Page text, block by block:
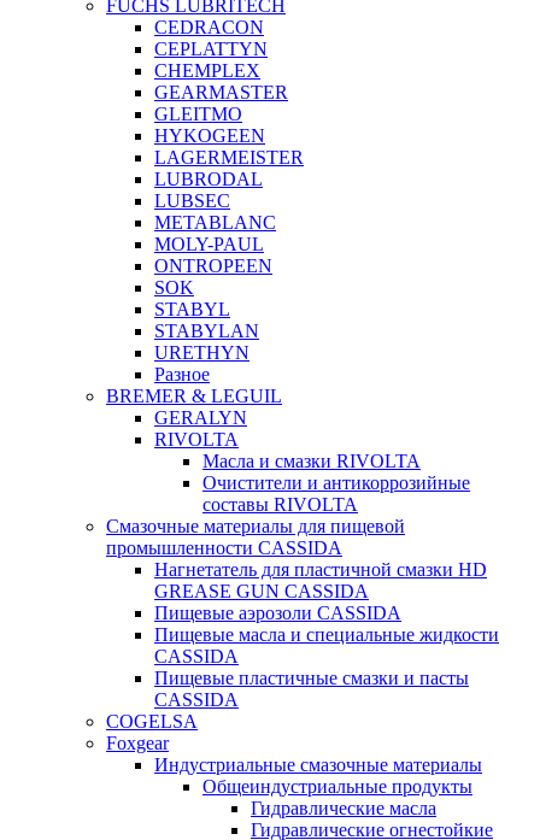
FUCHS LUBRITECH
CEDRACON
CEPLATTYN
CHEMPLEX
GEARMASTER
GLEITMO
HYKOGEEN
LAGERMEISTER
LUBRODAL
LUBSEC
METABLANC
MOLY-PAUL
ONTROPEEN
SOK
STABYL
STABYLAN
URETHYN
Разное
BREMER & LEGUIL
GERALYN
RIVOLTA
Масла и смазки RIVOLTA
Очистители и антикоррозийные
составы RIVOLTA
Смазочные материалы для пищевой
промышленности CASSIDA
Нагнетатель для пластичной смазки HD
GREASE GUN CASSIDA
Пищевые аэрозоли CASSIDA
Пищевые масла и специальные жидкости
CASSIDA
Пищевые пластичные смазки и пасты
CASSIDA
COGELSA
Foxgear
Индустриальные смазочные материалы
Общеиндустриальные продукты
Гидравлические масла
Гидравлические огнестойкие